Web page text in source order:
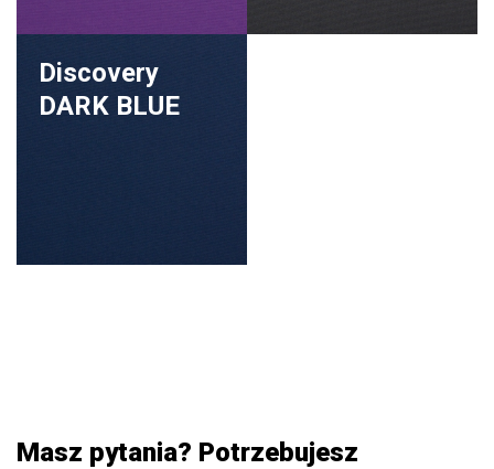
Discovery
DARK BLUE
Masz pytania? Potrzebujesz